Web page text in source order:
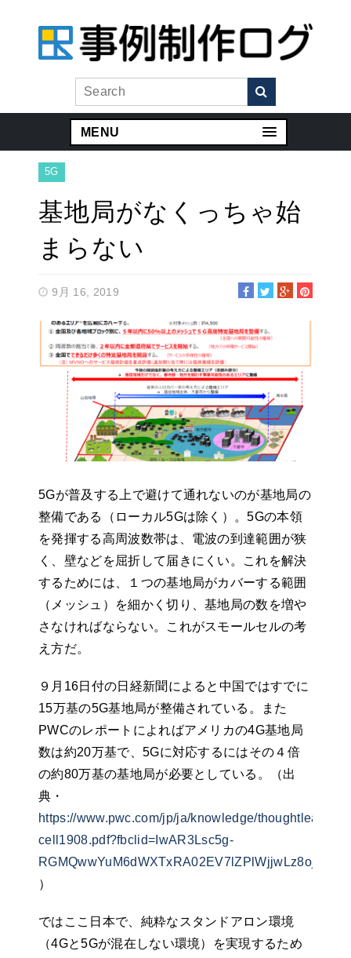
MENU
5G
基地局がなくっちゃ始
まらない
9月 16, 2019
5Gが普及する上で避けて通れないのが基地局の
整備である（ローカル5Gは除く）。5Gの本領
を発揮する高周波数帯は、電波の到達範囲が狭
く、壁などを屈折して届きにくい。これを解決
するためには、１つの基地局がカバーする範囲
（メッシュ）を細かく切り、基地局の数を増や
さなければならない。これがスモールセルの考
え方だ。
９月16日付の日経新聞によると中国ではすでに
15万基の5G基地局が整備されている。また
PWCのレポートによればアメリカの4G基地局
数は約20万基で、5Gに対応するにはその４倍
の約80万基の基地局が必要としている。（出
典・
https://www.pwc.com/jp/ja/knowledge/
cell1908.pdf?fbclid=IwAR3Lsc5g-
）
ではここ日本で、純粋なスタンドアロン環境
（4Gと5Gが混在しない環境）を実現するため